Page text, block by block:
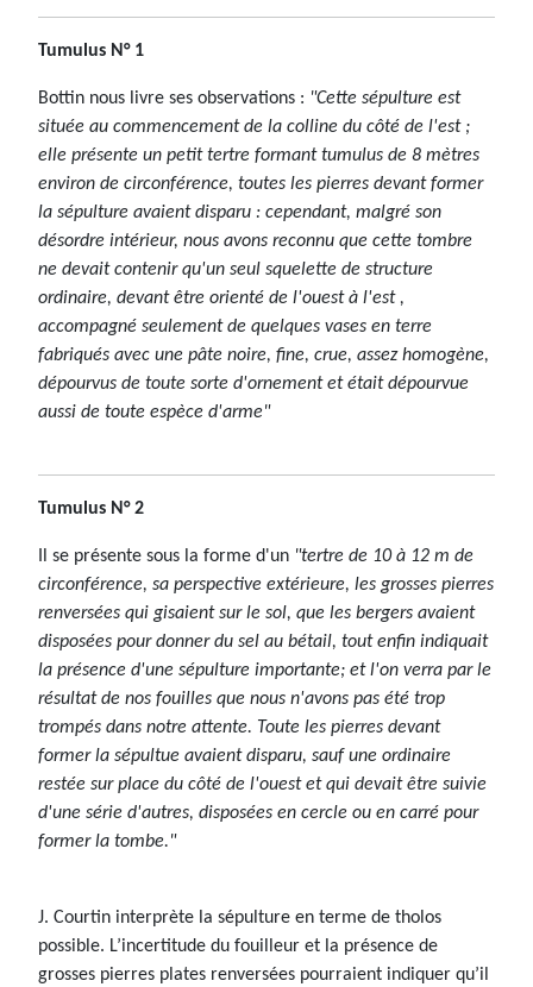
Tumulus N° 1
Bottin nous livre ses observations : "Cette sépulture est
située au commencement de la colline du côté de l'est ;
elle présente un petit tertre formant tumulus de 8 mètres
environ de circonférence, toutes les pierres devant former
la sépulture avaient disparu : cependant, malgré son
désordre intérieur, nous avons reconnu que cette tombre
ne devait contenir qu'un seul squelette de structure
ordinaire, devant être orienté de l'ouest à l'est ,
accompagné seulement de quelques vases en terre
fabriqués avec une pâte noire, fine, crue, assez homogène,
dépourvus de toute sorte d'ornement et était dépourvue
aussi de toute espèce d'arme"
Tumulus N° 2
Il se présente sous la forme d'un "tertre de 10 à 12 m de
circonférence, sa perspective extérieure, les grosses pierres
renversées qui gisaient sur le sol, que les bergers avaient
disposées pour donner du sel au bétail, tout enfin indiquait
la présence d'une sépulture importante; et l'on verra par le
résultat de nos fouilles que nous n'avons pas été trop
trompés dans notre attente. Toute les pierres devant
former la sépultue avaient disparu, sauf une ordinaire
restée sur place du côté de l'ouest et qui devait être suivie
d'une série d'autres, disposées en cercle ou en carré pour
former la tombe."
J. Courtin interprète la sépulture en terme de tholos
possible. L’incertitude du fouilleur et la présence de
grosses pierres plates renversées pourraient indiquer qu’il